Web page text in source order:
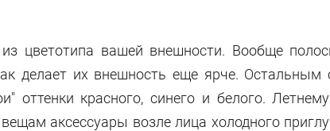
цветотипа вашей внешности. Вообще
делает их внешность еще ярче.
оттенки красного, синего и белого.
аксессуары возле лица холодного